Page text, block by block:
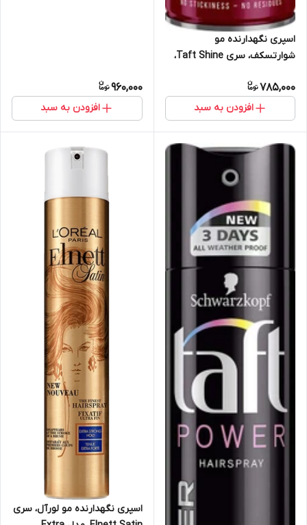
اسپری نگهدارنده مو
شوارتسکف، سری Taft Shine،
میلی‌لیتر
785,000
افزودن به سبد
960,000
افزودن به سبد
اسپری نگهدارنده مو لورآل، سری